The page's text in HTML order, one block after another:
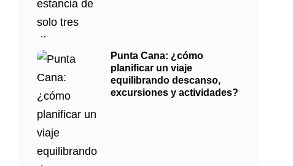
Punta Cana: ¿cómo
planificar un viaje
equilibrando descanso,
excursiones y actividades?